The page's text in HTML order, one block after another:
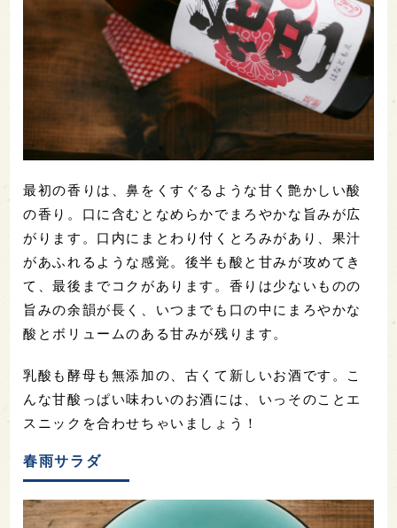
最初の香りは、鼻をくすぐるような甘く艶かしい酸
の香り。口に含むとなめらかでまろやかな旨みが広
がります。口内にまとわり付くとろみがあり、果汁
があふれるような感覚。後半も酸と甘みが攻めてき
て、最後までコクがあります。香りは少ないものの
旨みの余韻が長く、いつまでも口の中にまろやかな
酸とボリュームのある甘みが残ります。
乳酸も酵母も無添加の、古くて新しいお酒です。こ
んな甘酸っぱい味わいのお酒には、いっそのことエ
スニックを合わせちゃいましょう！
春雨サラダ